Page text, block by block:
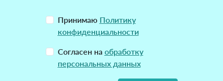
Принимаю Политику
конфиденциальности
Согласен на обработку
персональных данных